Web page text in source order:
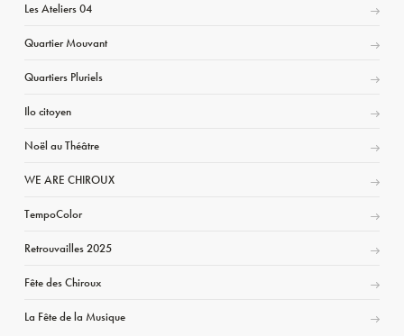
Les Ateliers 04
Quartier Mouvant
Quartiers Pluriels
Ilo citoyen
Noël au Théâtre
WE ARE CHIROUX
TempoColor
Retrouvailles 2025
Fête des Chiroux
La Fête de la Musique